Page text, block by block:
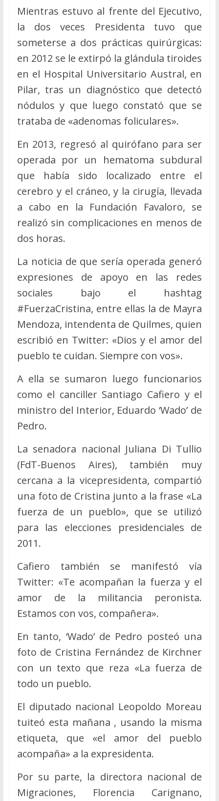
Mientras estuvo al frente del Ejecutivo,
la dos veces Presidenta tuvo que
someterse a dos prácticas quirúrgicas:
en 2012 se le extirpó la glándula tiroides
en el Hospital Universitario Austral, en
Pilar, tras un diagnóstico que detectó
nódulos y que luego constató que se
trataba de «adenomas foliculares».
En 2013, regresó al quirófano para ser
operada por un hematoma subdural
que había sido localizado entre el
cerebro y el cráneo, y la cirugía, llevada
a cabo en la Fundación Favaloro, se
realizó sin complicaciones en menos de
dos horas.
La noticia de que sería operada generó
expresiones de apoyo en las redes
sociales bajo el hashtag
#FuerzaCristina, entre ellas la de Mayra
Mendoza, intendenta de Quilmes, quien
escribió en Twitter: «Dios y el amor del
pueblo te cuidan. Siempre con vos».
A ella se sumaron luego funcionarios
como el canciller Santiago Cafiero y el
ministro del Interior, Eduardo ‘Wado’ de
Pedro.
La senadora nacional Juliana Di Tullio
(FdT-Buenos Aires), también muy
cercana a la vicepresidenta, compartió
una foto de Cristina junto a la frase «La
fuerza de un pueblo», que se utilizó
para las elecciones presidenciales de
2011.
Cafiero también se manifestó vía
Twitter: «Te acompañan la fuerza y el
amor de la militancia peronista.
Estamos con vos, compañera».
En tanto, ‘Wado’ de Pedro posteó una
foto de Cristina Fernández de Kirchner
con un texto que reza «La fuerza de
todo un pueblo.
El diputado nacional Leopoldo Moreau
tuiteó esta mañana , usando la misma
etiqueta, que «el amor del pueblo
acompaña» a la expresidenta.
Por su parte, la directora nacional de
Migraciones, Florencia Carignano,